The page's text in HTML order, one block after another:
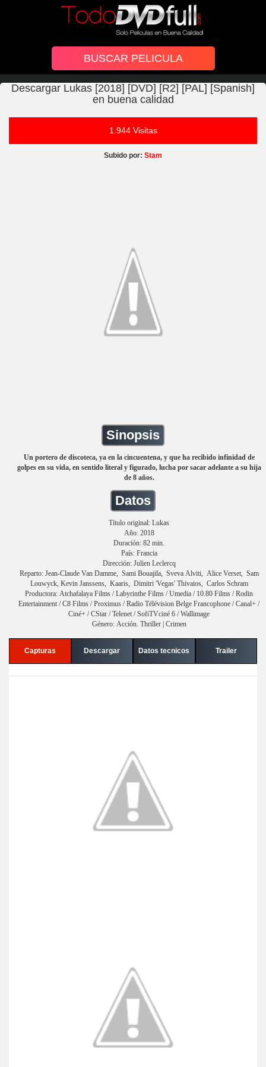
Descargar Lukas [2018] [DVD] [R2] [PAL] [Spanish]
en buena calidad
1.944 Visitas
Subido por: Stam
Sinopsis
Un portero de discoteca, ya en la cincuentena, y que ha recibido infinidad de
golpes en su vida, en sentido literal y figurado, lucha por sacar adelante a su hija
de 8 años.
Datos
Título original: Lukas
Año: 2018
Duración: 82 min.
País: Francia
Dirección: Julien Leclercq
Reparto: Jean-Claude Van Damme, Sami Bouajila, Sveva Alviti, Alice Verset, Sam
Louwyck, Kevin Janssens, Kaaris, Dimitri 'Vegas' Thivaios, Carlos Schram
Productora: Atchafalaya Films / Labyrinthe Films / Umedia / 10.80 Films / Rodin
Entertainment / C8 Films / Proximus / Radio Télévision Belge Francophone / Canal+ /
Ciné+ / CStar / Telenet / SofiTVciné 6 / Wallimage
Género: Acción. Thriller | Crimen
Capturas Descargar Datos tecnicos Trailer